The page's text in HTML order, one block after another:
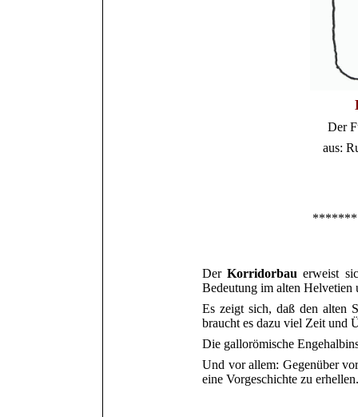
Der
aus:
DerKorridorbau erweist
Bedeutung im alten
Es zeigt sich, daß den alten
braucht es dazu viel Zeit und
Die gallorömische
Und vor allem: Gegenüber
eine Vorgeschichte zu erhellen.